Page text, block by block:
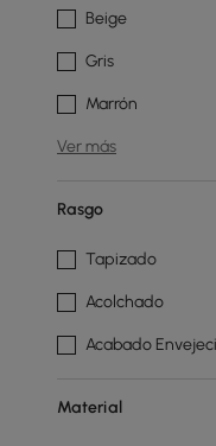
Beige
Gris
Marrón
Ver más
Rasgo
Tapizado
Acolchado
Acabado
Material